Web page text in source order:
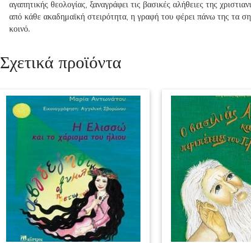
αγαπητικής θεολογίας, ξαναγράφει τις βασικές αλήθειες της
από κάθε ακαδημαϊκή στειρότητα, η γραφή του φέρει πάνω της τα
κοινό.
Σχετικά προϊόντα